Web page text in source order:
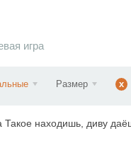
игра
Размер x
Такое находишь, диву